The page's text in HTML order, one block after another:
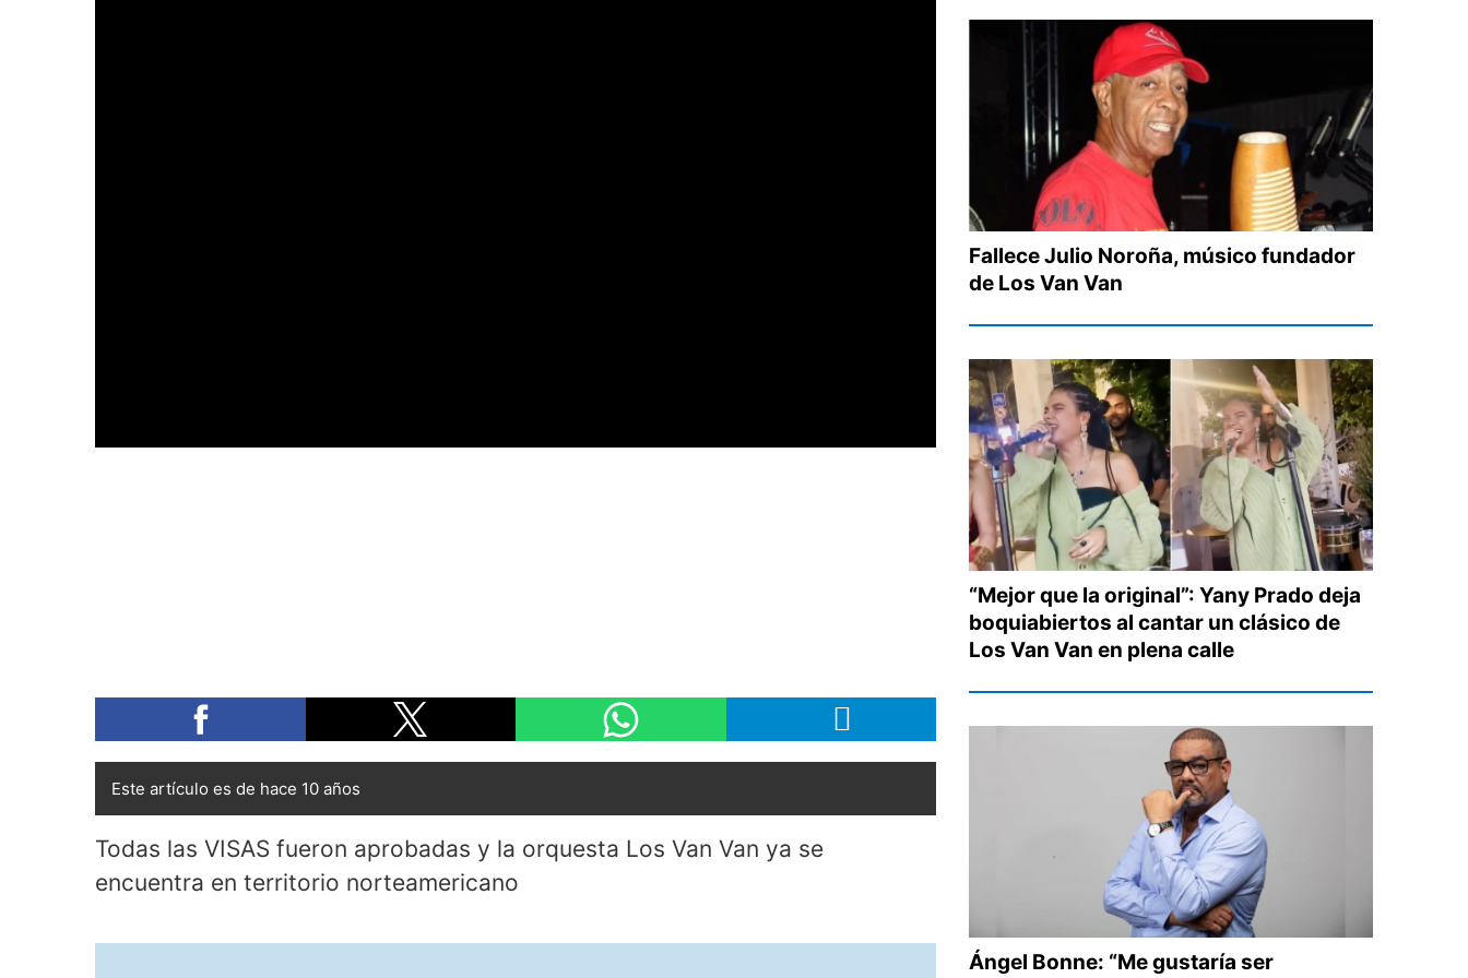
Este artículo es de hace 10 años
Todas las VISAS fueron aprobadas y la orquesta Los Van Van ya se
encuentra en territorio norteamericano
Fallece Julio Noroña, músico fundador
de Los Van Van
“Mejor que la original”: Yany Prado deja
boquiabiertos al cantar un clásico de
Los Van Van en plena calle
Ángel Bonne: “Me gustaría ser